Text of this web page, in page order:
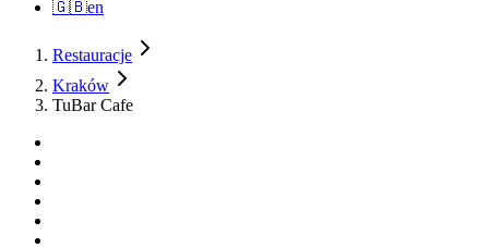
🇬🇧en
Restauracje
Kraków
TuBar Cafe